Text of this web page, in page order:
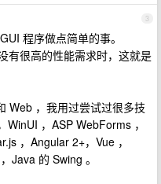
3
程序做点简单的事。
有很高的性能需求时，这就是
Web ，我用过尝试过很多技
，ASP WebForms ，
，Angular 2+，Vue ，
Java 的 Swing 。